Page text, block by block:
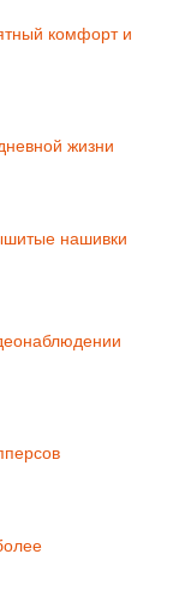
комфорт и
жизни
нашивки